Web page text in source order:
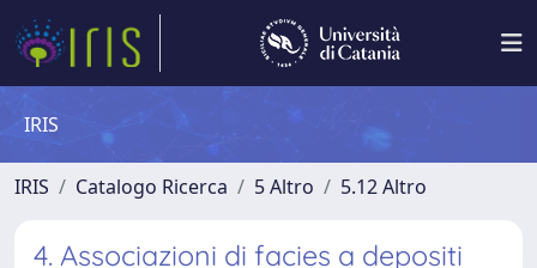
IRIS
IRIS Catalogo Ricerca 5 Altro 5.12 Altro
4. Associazioni di facies a depositi